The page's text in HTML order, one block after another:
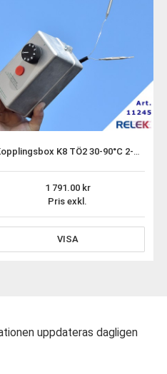
Pris exkl.
1 791.00
VISA